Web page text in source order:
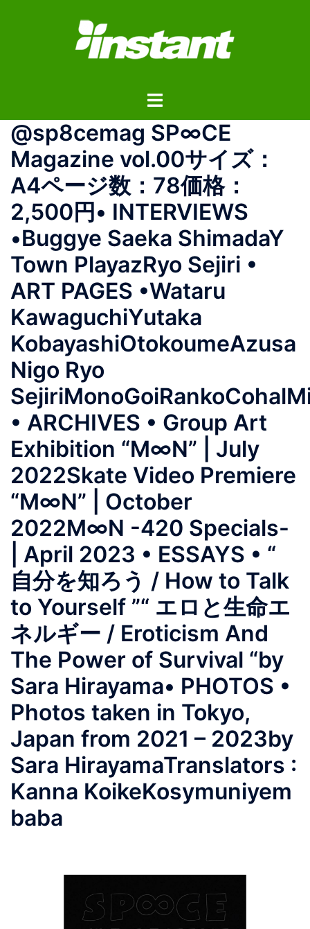
ス
ト
ル
メ
ニ
ュ
ー
@sp8cemag SP∞CE
Magazine vol.00サイズ：
A4ページ数：78価格：
2,500円• INTERVIEWS
•Buggye Saeka ShimadaY
Town PlayazRyo Sejiri •
ART PAGES •Wataru
KawaguchiYutaka
KobayashiOtokoumeAzusa
Nigo Ryo
• ARCHIVES • Group Art
Exhibition “M∞N” | July
2022Skate Video Premiere
“M∞N” | October
2022M∞N -420 Specials-
| April 2023 • ESSAYS • “
自分を知ろう / How to Talk
to Yourself ”“ エロと生命エ
ネルギー / Eroticism And
The Power of Survival “by
Sara Hirayama• PHOTOS •
Photos taken in Tokyo,
Japan from 2021 – 2023by
Sara HirayamaTranslators :
Kanna KoikeKosymuniyem
baba